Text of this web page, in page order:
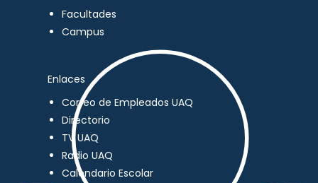
Facultades
Campus
Enlaces
Correo de Empleados UAQ
Directorio
TV UAQ
Radio UAQ
Calendario Escolar